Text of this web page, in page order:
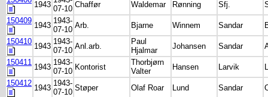
1943 07-10 Chaffør Waldemar Rønning Sfj.
150409
1943
1943-
07-10 Arb. Bjarne Winnem Sandar
150410
1943
1943-
07-10 Anl.arb.
Paul
Hjalmar
Johansen Sandar
150411
1943
1943-
07-10 Kontorist
Thorbjørn
Valter
Hansen Larvik
150412
1943
1943-
07-10 Støper Olaf Roar Lund Sandar